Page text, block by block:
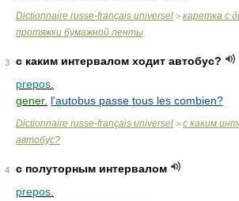
Dictionnaire russe-français universel > каретка с
протяжки бумажной ленты
3
с каким интервалом ходит автобус?
prepos.
gener. l'autobus passe tous les combien?
Dictionnaire russe-français universel > с каким
автобус?
4
с полуторным интервалом
prepos.